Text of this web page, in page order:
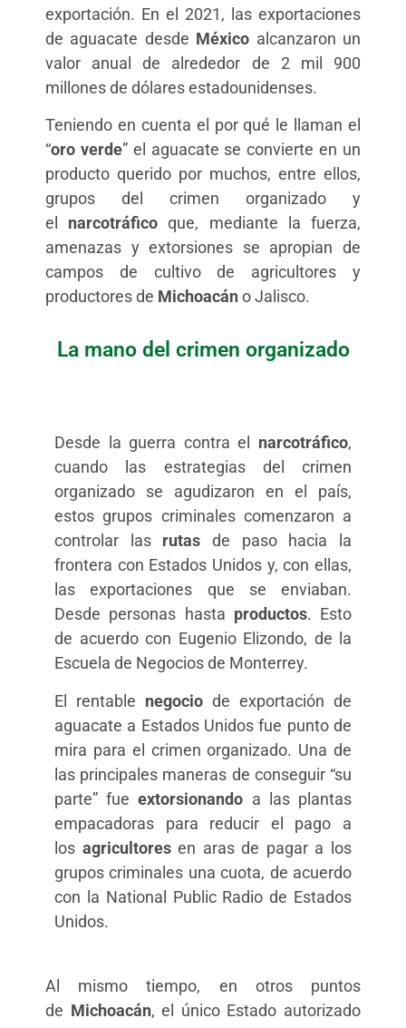
exportación. En el 2021, las exportaciones
de aguacate desde México alcanzaron un
valor anual de alrededor de 2 mil 900
millones de dólares estadounidenses.
Teniendo en cuenta el por qué le llaman el
“oro verde” el aguacate se convierte en un
producto querido por muchos, entre ellos,
grupos del crimen organizado y
el narcotráficoque, mediante la fuerza,
amenazas y extorsiones se apropian de
campos de cultivo de agricultores y
productores de Michoacáno Jalisco.
La mano del crimen organizado
Desde la guerra contra el narcotráfico,
cuando las estrategias del crimen
organizado se agudizaron en el país,
estos grupos criminales comenzaron a
controlar las rutasde paso hacia la
frontera con Estados Unidos y, con ellas,
las exportaciones que se enviaban.
Desde personas hasta productos. Esto
de acuerdo con Eugenio Elizondo, de la
Escuela de Negocios de Monterrey.
El rentable negocio de exportación de
aguacate a Estados Unidos fue punto de
mira para el crimen organizado. Una de
las principales maneras de conseguir “su
parte” fueextorsionando a las plantas
empacadoras para reducir el pago a
los agricultoresen aras de pagar a los
grupos criminales una cuota, de acuerdo
con la National Public Radio de Estados
Unidos.
Al mismo tiempo, en otros puntos
de Michoacán, el único Estado autorizado